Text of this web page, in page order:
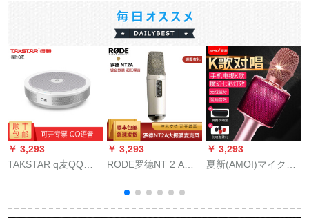
￥ 3,293
TAKSTAR q麦QQ電
帯小型スピカホワイ
￥ 3,293
RODE罗德NT 2 A大
性コリックマイク専
门のマイク歌を生放
￥ 3,293
夏新(AMOI)マイク全
ストールのトゥルス